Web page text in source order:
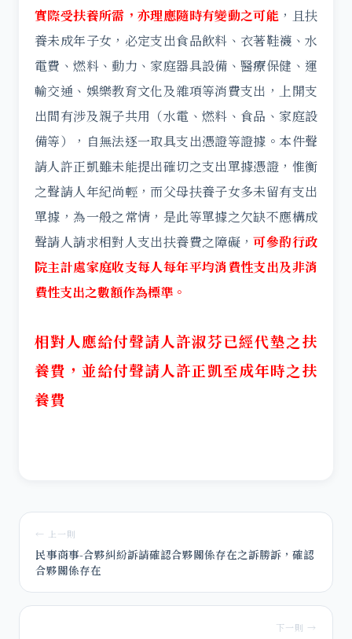
實際受扶養所需，亦理應隨時有變動之可能 ，且扶
養未成年子女，必定支出食品飲料、衣著鞋襪、水
電費、燃料、動力、家庭器具設備、醫療保健、運
輸交通、娛樂教育文化及雜項等消費支出，上開支
出間有涉及親子共用（水電、燃料、食品、家庭設
備等），自無法逐一取具支出憑證等證據。本件聲
請人許正凱雖未能提出確切之支出單據憑證，惟衡
之聲請人年紀尚輕，而父母扶養子女多未留有支出
單據，為一般之常情，是此等單據之欠缺不應構成
聲請人請求相對人支出扶養費之障礙，可參酌行政
院主計處家庭收支每人每年平均消費性支出及非消
費性支出之數額作為標準。
相對人應給付聲請人許淑芬已經代墊之扶
養費，並給付聲請人許正凱至成年時之扶
養費
← 上一則
民事商事-合夥糾紛訴請確認合夥關係存在之訴勝訴，確認
合夥關係存在
下一則 →